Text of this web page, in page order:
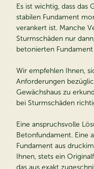
Es ist wichtig, dass das
stabilen Fundament
verankert ist. Manche
Sturmschäden nur
betonierten
Wir empfehlen Ihnen,
Anforderungen
Gewächshaus zu
bei Sturmschäden
Eine anspruchsvolle
Betonfundament. Eine
Fundament aus
Ihnen, stets ein